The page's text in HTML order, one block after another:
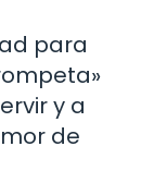
para
y a
de